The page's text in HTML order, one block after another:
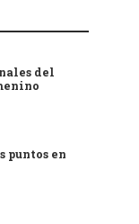
del
puntos en